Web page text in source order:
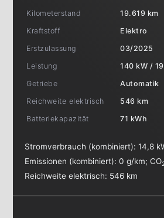
Kilometerstand
19.619 km
Kraftstoff
Elektro
Erstzulassung
03/2025
Leistung
140 kW /
Getriebe
Automatik
Reichweite elektrisch
546 km
Batteriekapazität
71 kWh
Stromverbrauch (kombiniert):14,8
Emissionen (kombiniert):0 g/km;CO
Reichweite elektrisch: 546 km